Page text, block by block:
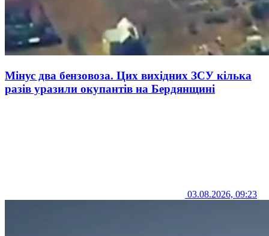
Мінус два бензовоза. Цих вихідних ЗСУ кілька
разів уразили окупантів на Бердянщині
03.08.2026, 09:23